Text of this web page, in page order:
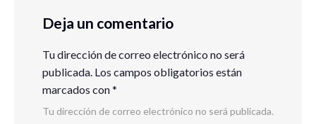
Deja un comentario
Tu dirección de correo electrónico no será
publicada. Los campos obligatorios están
marcados con*
Tu dirección de correo electrónico no será publicada.